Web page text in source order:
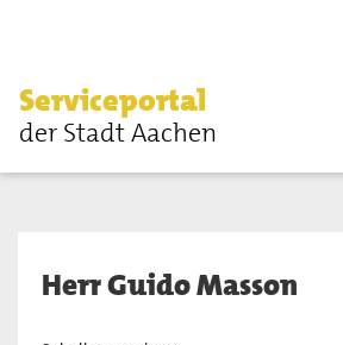
Serviceportal
der Stadt Aachen
Herr Guido Masson